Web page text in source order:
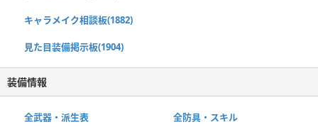
キャラメイク相談板(1882)
見た目装備掲示板(1904)
装備情報
全武器・派生表 全防具・スキル